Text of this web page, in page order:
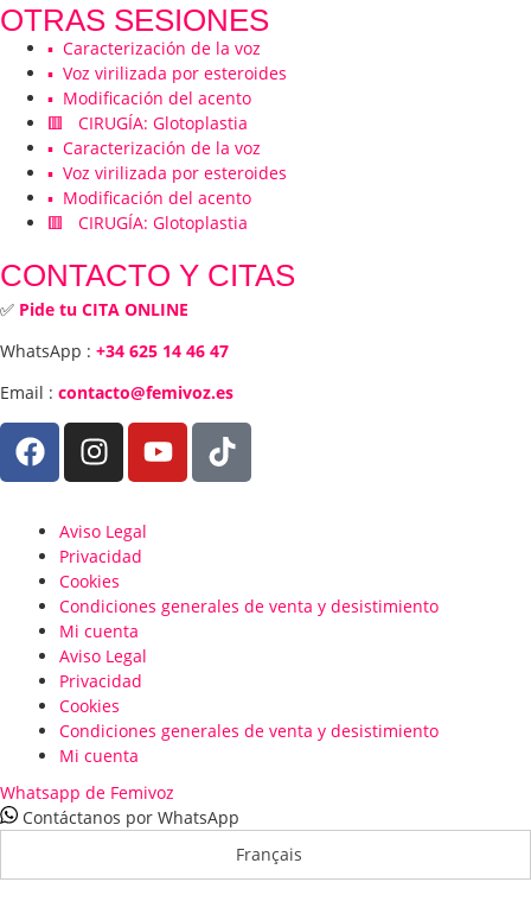
OTRAS SESIONES
▪️ Caracterización de la voz
▪️ Voz virilizada por esteroides
▪️ Modificación del acento
🟥 CIRUGÍA: Glotoplastia
▪️ Caracterización de la voz
▪️ Voz virilizada por esteroides
▪️ Modificación del acento
🟥 CIRUGÍA: Glotoplastia
CONTACTO Y CITAS
✅ Pide tu CITA ONLINE
WhatsApp : +34 625 14 46 47
Email : contacto@femivoz.es
Aviso Legal
Privacidad
Cookies
Condiciones generales de venta y desistimiento
Mi cuenta
Aviso Legal
Privacidad
Cookies
Condiciones generales de venta y desistimiento
Mi cuenta
Whatsapp de Femivoz
Contáctanos por WhatsApp
Français